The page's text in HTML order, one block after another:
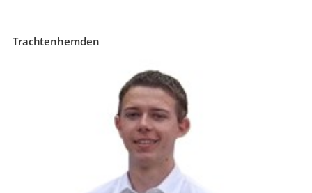
Trachtenhemden